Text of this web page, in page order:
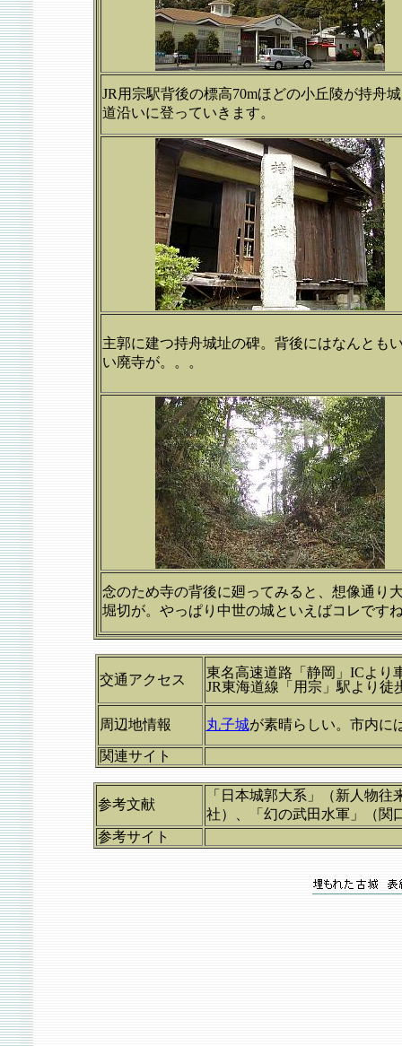
JR用宗駅背後の標高70mほどの小丘陵が持舟
道沿いに登っていきます。
主郭に建つ持舟城址の碑。背後にはなんとも
い廃寺が。。。
念のため寺の背後に廻ってみると、想像通り
堀切が。やっぱり中世の城といえばコレです
交通アクセス
東名高速道路「静岡」ICより
JR東海道線「用宗」駅より徒
周辺地情報 丸子城が素晴らしい。市内に
関連サイト
参考文献
「日本城郭大系」（新人物
社）、「幻の武田水軍」（関
参考サイト